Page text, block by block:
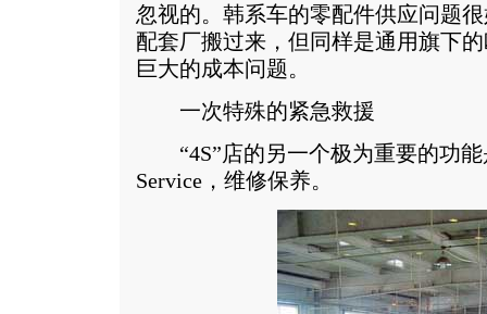
忽视的。韩系车的零配件供应问题
配套厂搬过来，但同样是通用旗下
巨大的成本问题。
一次特殊的紧急救援
“4S”店的另一个极为重要的功
Service，维修保养。